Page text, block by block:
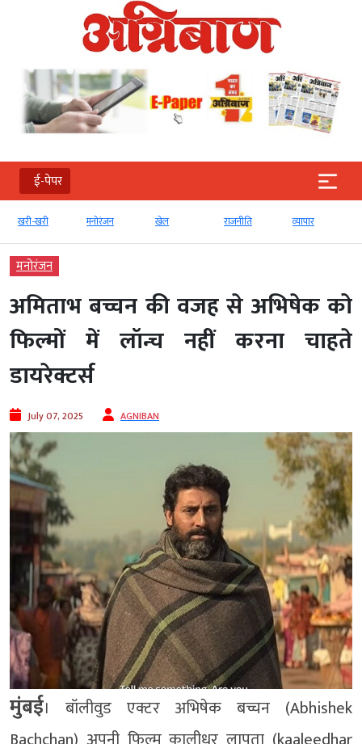
ई-पेपर
खरी-खरी मनोरंजन खेल राजनीति व्‍यापार
मनोरंजन
अमिताभ बच्चन की वजह से अभिषेक को
फिल्मों में लॉन्च नहीं करना चाहते
डायरेक्टर्स
July 07, 2025 AGNIBAN
मुंबई। बॉलीवुड एक्टर अभिषेक बच्चन (Abhishek